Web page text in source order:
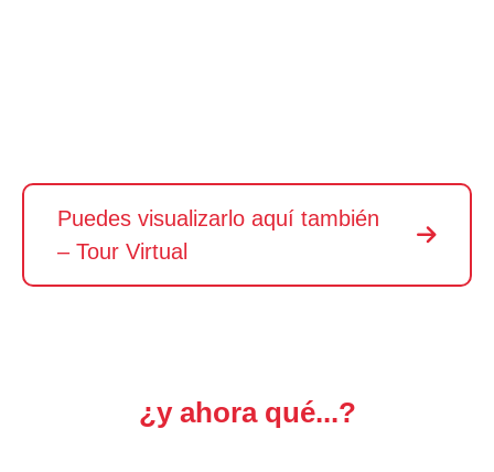
Puedes visualizarlo aquí también
– Tour Virtual
¿y ahora qué...?